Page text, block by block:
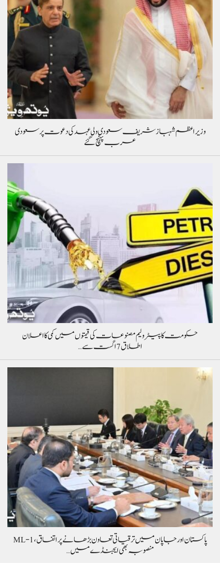
وزیراعظم شہباز شریف سعودی ولی عہد کی دعوت پر سعودی
عرب پہنچ گئے
حکومت کا پیٹرولیم مصنوعات کی قیمتوں میں کمی کا اعلان
اطلاق 7 اگست سے…
پاکستان اور جاپان میں ترقیاتی تعاون بڑھانے پر اتفاق، ML-1
منصوبہ بھی ایجنڈے میں…